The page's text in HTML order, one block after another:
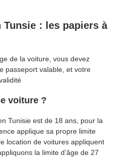
: les papiers à
de la voiture, vous devez
passeport valable, et votre
voiture ?
Tunisie est de 18 ans, pour la
applique sa propre limite
location de voitures appliquent
la limite d’âge de 27